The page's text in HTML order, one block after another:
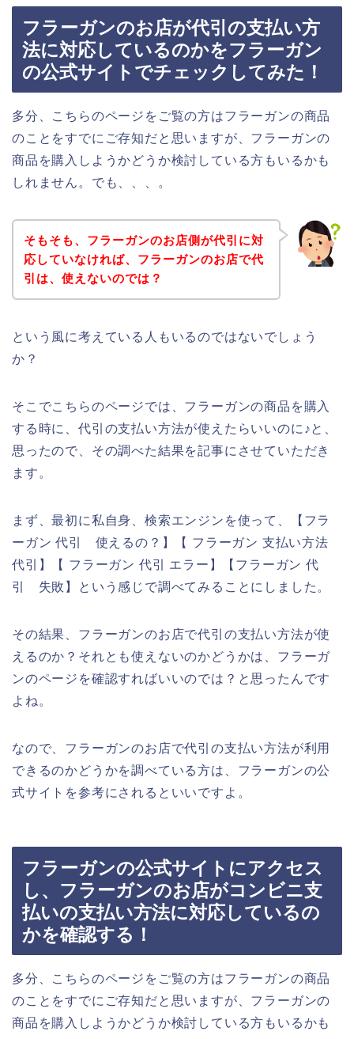
フラーガンのお店が代引の支払い方
法に対応しているのかをフラーガン
の公式サイトでチェックしてみた！
多分、こちらのページをご覧の方はフラーガンの商品
のことをすでにご存知だと思いますが、フラーガンの
商品を購入しようかどうか検討している方もいるかも
しれません。でも、、、。
そもそも、フラーガンのお店側が代引に対
応していなければ、フラーガンのお店で代
引は、使えないのでは？
という風に考えている人もいるのではないでしょう
か？
そこでこちらのページでは、フラーガンの商品を購入
する時に、代引の支払い方法が使えたらいいのに♪と、
思ったので、その調べた結果を記事にさせていただき
ます。
まず、最初に私自身、検索エンジンを使って、【フラ
ーガン 代引 使えるの？】【 フラーガン 支払い方法
代引】【 フラーガン 代引 エラー】【フラーガン 代
引 失敗】という感じで調べてみることにしました。
その結果、フラーガンのお店で代引の支払い方法が使
えるのか？それとも使えないのかどうかは、フラーガ
ンのページを確認すればいいのでは？と思ったんです
よね。
なので、フラーガンのお店で代引の支払い方法が利用
できるのかどうかを調べている方は、フラーガンの公
式サイトを参考にされるといいですよ。
フラーガンの公式サイトにアクセス
し、フラーガンのお店がコンビニ支
払いの支払い方法に対応しているの
かを確認する！
多分、こちらのページをご覧の方はフラーガンの商品
のことをすでにご存知だと思いますが、フラーガンの
商品を購入しようかどうか検討している方もいるかも